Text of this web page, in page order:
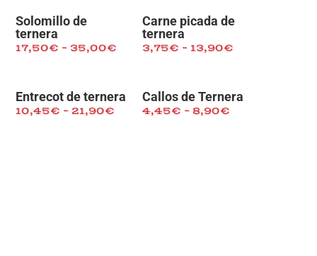
Solomillo de
ternera
17,50€ – 35,00€
Carne picada de
ternera
3,75€ – 13,90€
Entrecot de ternera
10,45€ – 21,90€
Callos de Ternera
4,45€ – 8,90€